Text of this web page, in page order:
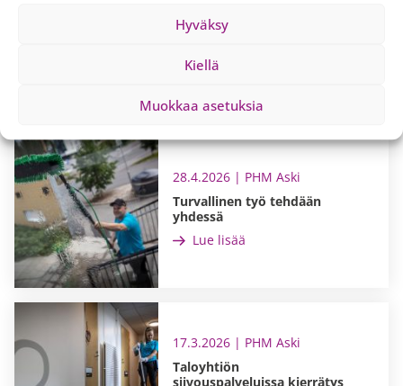
Hyväksy
Kiellä
Muokkaa asetuksia
Hyvää polkupyöräpäivää ihan jokaiselle!
28.4.2026 | PHM Aski
Turvallinen työ tehdään
yhdessä
Lue lisää
17.3.2026 | PHM Aski
Taloyhtiön
siivouspalveluissa kierrätys